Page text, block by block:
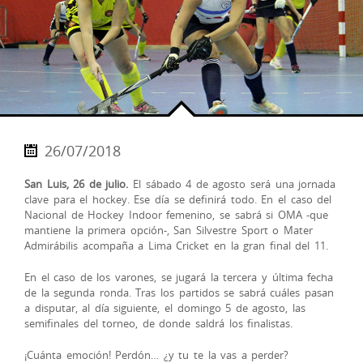
26/07/2018
San Luis, 26 de julio. El sábado 4 de agosto será una jornada
clave para el hockey. Ese día se definirá todo. En el caso del
Nacional de Hockey Indoor femenino, se sabrá si OMA -que
mantiene la primera opción-, San Silvestre Sport o Mater
Admirábilis acompaña a Lima Cricket en la gran final del 11.
En el caso de los varones, se jugará la tercera y última fecha
de la segunda ronda. Tras los partidos se sabrá cuáles pasan
a disputar, al día siguiente, el domingo 5 de agosto, las
semifinales del torneo, de donde saldrá los finalistas.
¡Cuánta emoción! Perdón… ¿y tu te la vas a perder?